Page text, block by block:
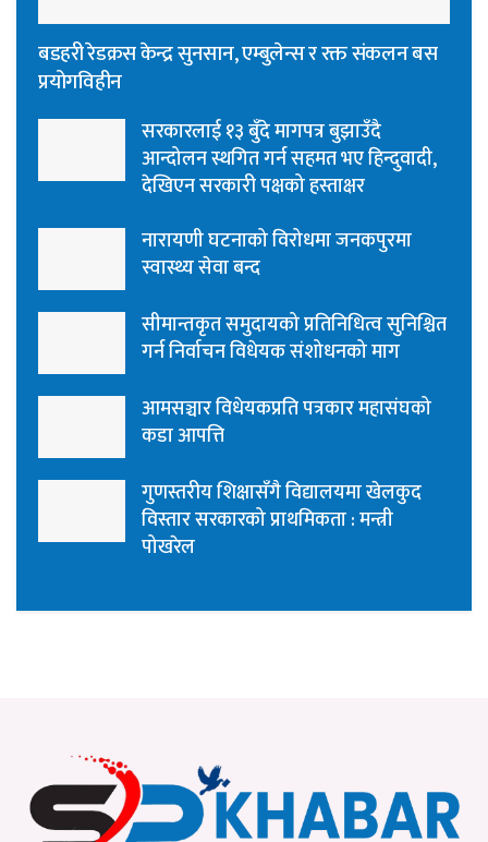
बडहरी रेडक्रस केन्द्र सुनसान, एम्बुलेन्स र रक्त संकलन बस
प्रयोगविहीन
सरकारलाई १३ बुँदे मागपत्र बुझाउँदै
आन्दोलन स्थगित गर्न सहमत भए हिन्दुवादी,
देखिएन सरकारी पक्षको हस्ताक्षर
नारायणी घटनाको विरोधमा जनकपुरमा
स्वास्थ्य सेवा बन्द
सीमान्तकृत समुदायको प्रतिनिधित्व सुनिश्चित
गर्न निर्वाचन विधेयक संशोधनको माग
आमसञ्चार विधेयकप्रति पत्रकार महासंघको
कडा आपत्ति
गुणस्तरीय शिक्षासँगै विद्यालयमा खेलकुद
विस्तार सरकारको प्राथमिकता : मन्त्री
पोखरेल